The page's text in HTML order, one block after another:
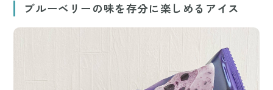
ブルーベリーの味を存分に楽しめるアイス